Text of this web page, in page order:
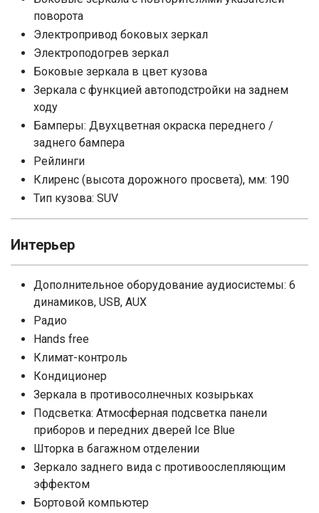
поворота
Электропривод боковых зеркал
Электроподогрев зеркал
Боковые зеркала в цвет кузова
Зеркала с функцией автоподстройки на заднем
ходу
Бамперы: Двухцветная окраска переднего /
заднего бампера
Рейлинги
Клиренс (высота дорожного просвета), мм: 190
Тип кузова: SUV
Интерьер
Дополнительное оборудование аудиосистемы: 6
динамиков, USB, AUX
Радио
Hands free
Климат-контроль
Кондиционер
Зеркала в противосолнечных козырьках
Подсветка: Атмосферная подсветка панели
приборов и передних дверей Ice Blue
Шторка в багажном отделении
Зеркало заднего вида с противоослепляющим
эффектом
Бортовой компьютер